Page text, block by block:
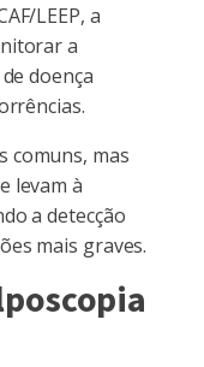
LEEP, a
a
doença
comuns, mas
levam à
a detecção
mais graves.